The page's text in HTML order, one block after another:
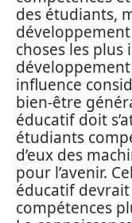
des étudiants,
choses les plus
influence
bien-être
éducatif doit
étudiants
d’eux des
pour l’avenir.
éducatif
compétences